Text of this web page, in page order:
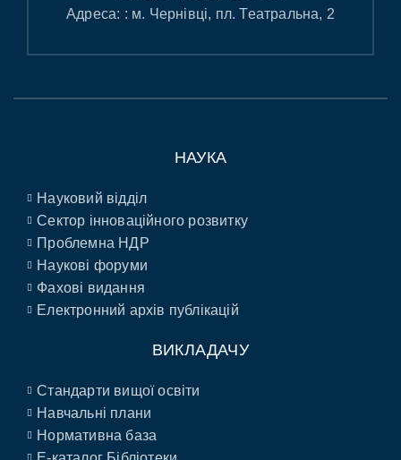
Адреса: : м. Чернівці, пл. Театральна, 2
НАУКА
Науковий відділ
Сектор інноваційного розвитку
Проблемна НДР
Наукові форуми
Фахові видання
Електронний архів публікацій
ВИКЛАДАЧУ
Стандарти вищої освіти
Навчальні плани
Нормативна база